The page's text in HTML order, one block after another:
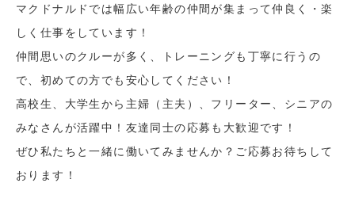
マクドナルドでは幅広い年齢の仲間が集まって仲良く・楽
しく仕事をしています！
仲間思いのクルーが多く、トレーニングも丁寧に行うの
で、初めての方でも安心してください！
高校生、大学生から主婦（主夫）、フリーター、シニアの
みなさんが活躍中！友達同士の応募も大歓迎です！
ぜひ私たちと一緒に働いてみませんか？ご応募お待ちして
おります！